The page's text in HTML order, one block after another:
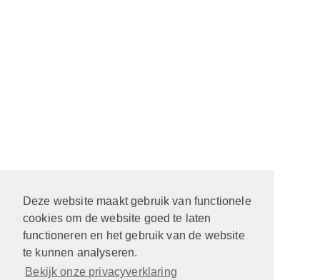
Deze website maakt gebruik van functionele
cookies om de website goed te laten
functioneren en het gebruik van de website
te kunnen analyseren.
Bekijk onze privacyverklaring